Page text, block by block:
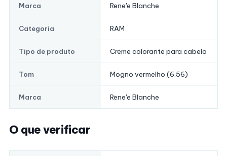
Marca Rene'e Blanche
Categoria RAM
Tipo de produto Creme colorante para cabelo
Tom Mogno vermelho (6.56)
Marca Rene'e Blanche
O que verificar